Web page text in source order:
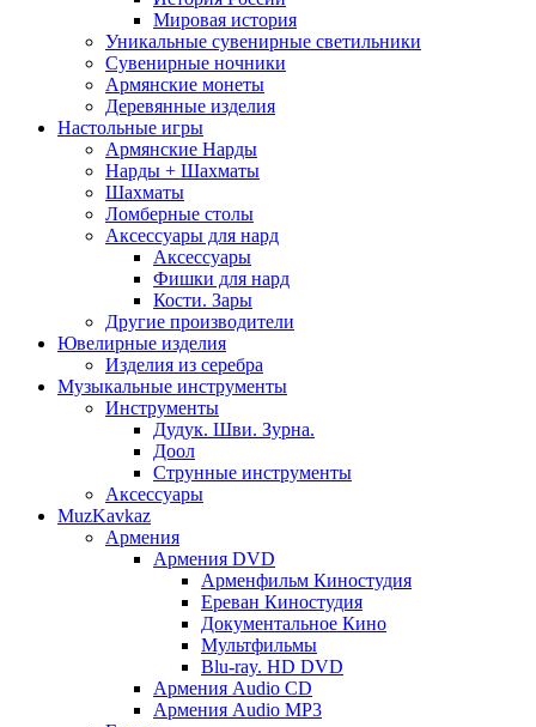
Мировая история
Уникальные сувенирные светильники
Сувенирные ночники
Армянские монеты
Деревянные изделия
Настольные игры
Армянские Нарды
Нарды + Шахматы
Шахматы
Ломберные столы
Аксессуары для нард
Аксессуары
Фишки для нард
Кости. Зары
Другие производители
Ювелирные изделия
Изделия из серебра
Музыкальные инструменты
Инструменты
Дудук. Шви. Зурна.
Доол
Струнные инструменты
Аксессуары
MuzKavkaz
Армения
Армения DVD
Арменфильм Киностудия
Ереван Киностудия
Документальное Кино
Мультфильмы
Blu-ray. HD DVD
Армения Audio CD
Армения Audio MP3